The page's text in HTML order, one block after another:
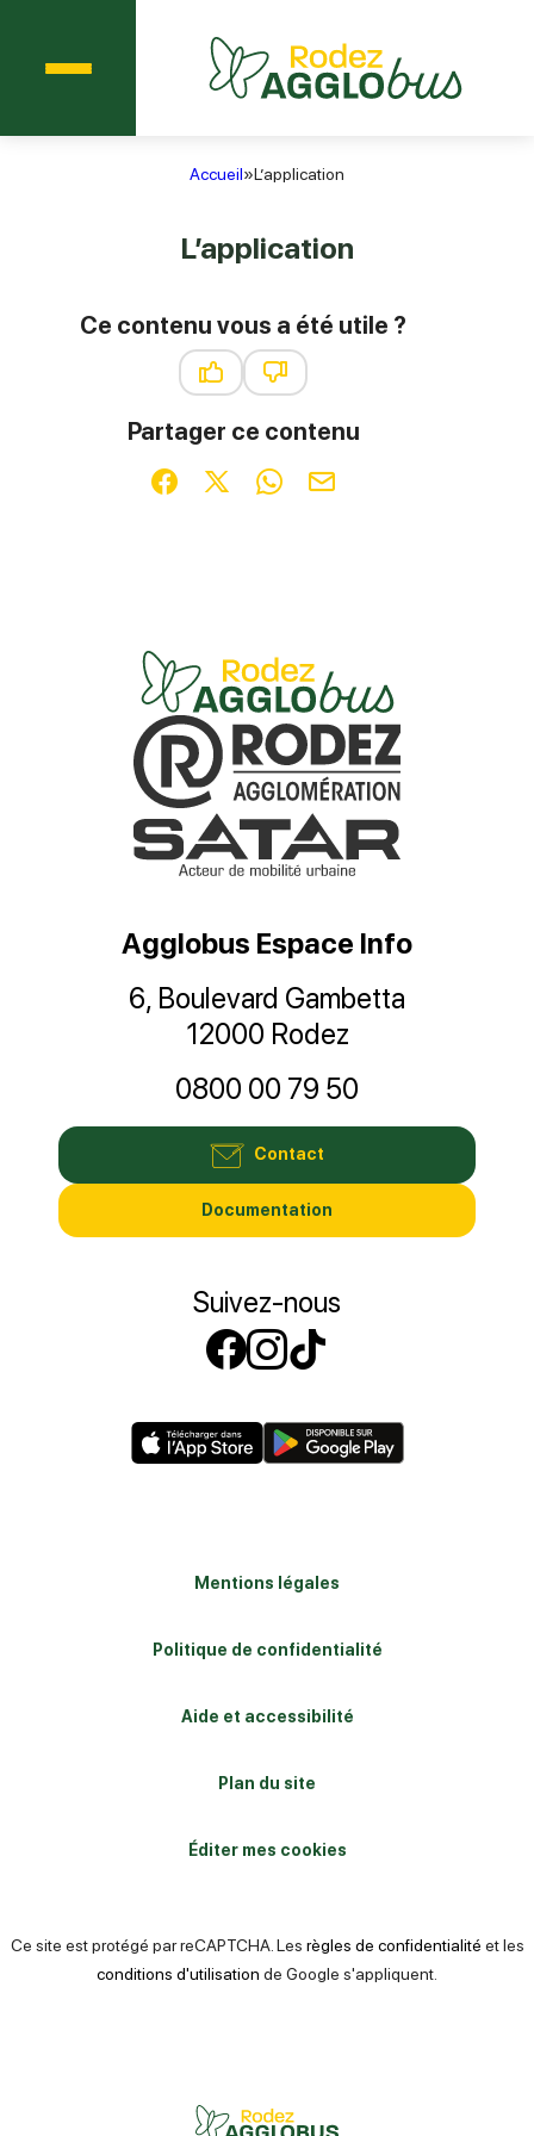
Accueil»L’application
L’application
Ce contenu vous a été utile ?
Partager ce contenu
Partager sur Facebook (nouvelle fenêtre)
Partager sur X / Twitter (nouvelle
Partager sur WhatsApp
Partager par mail
Agglobus Espace Info
6, Boulevard Gambetta
12000 Rodez
0800 00 79 50
Contact
Documentation
Suivez-nous
Suivez-nous sur
Suivez-nous
Mentions légales
Politique de confidentialité
Aide et accessibilité
Plan du site
Éditer mes cookies
Ce site est protégé par reCAPTCHA. Les règles de confidentialité et les
conditions d'utilisation de Google s'appliquent.